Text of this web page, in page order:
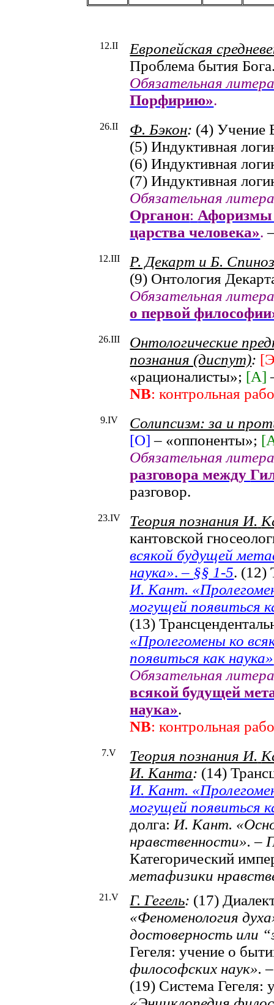
12.II
Европейская
Проблема бытия
Обязательная
Порфирию».
26.II Ф. Бэкон: (4) Учение
(5) Индуктивная
(6) Индуктивная
(7) Индуктивная
Обязательная
Органон: Афоризмы
царства человека».
12.III
Р. Декарт и Б.
(9) Онтология
Обязательная
о первой
26.III
Онтологические
познания (диспут):
«рационалисты»; [А]
NB: контрольная
9.IV
Солипсизм: за и
[О] – «оппоненты»;
Обязательная
разговора между
разговор.
23.IV Теория познания И.
кантовской
всякой будущей
наука». – §§ 1-5. (12)
И. Кант. «
могущей появиться
(13)
«Пролегомены ко
появиться как наука»
Обязательная
всякой будущей
наука».
NB: контрольная
7.V Теория познания И.
И. Канта: (14)
И. Кант. «
могущей появиться
долга: И. Кант.
нравственности». –
Категорический
метафизики
21.V Г. Гегель: (17)
«Феноменология
достоверность или
Гегеля: учение о
философских наук».
(19) Система Гегеля: